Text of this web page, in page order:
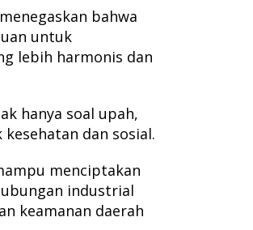
bahwa
untuk
lebih harmonis dan
hanya soal upah,
dan sosial.
menciptakan
industrial
keamanan daerah